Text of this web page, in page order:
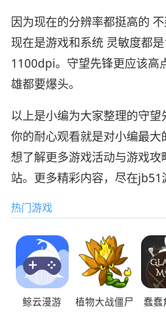
因为现在的分辨率都挺高的
现在是游戏和系统 灵敏度都
1100dpi。守望先锋更应该高
雄都要爆头。
以上是小编为大家整理的守望
你的耐心观看就是对小编最大
想了解更多游戏活动与游戏攻
站。更多精彩内容，尽在jb51
热门游戏
鲸云漫游 植物大战僵尸 蠢蠢